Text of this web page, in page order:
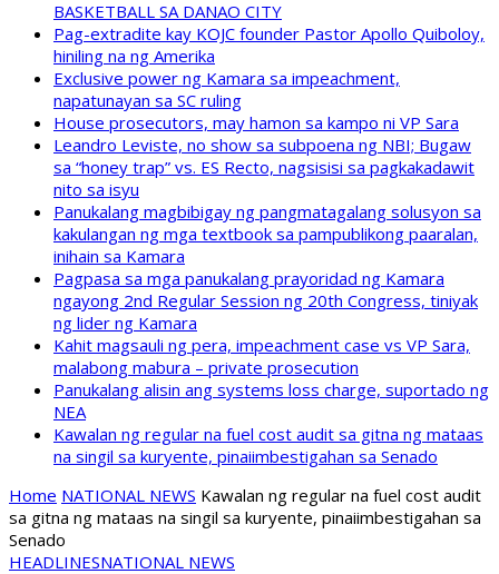
BASKETBALL SA DANAO CITY
Pag-extradite kay KOJC founder Pastor Apollo Quiboloy,
hiniling na ng Amerika
Exclusive power ng Kamara sa impeachment,
napatunayan sa SC ruling
House prosecutors, may hamon sa kampo ni VP Sara
Leandro Leviste, no show sa subpoena ng NBI; Bugaw
sa “honey trap” vs. ES Recto, nagsisisi sa pagkakadawit
nito sa isyu
Panukalang magbibigay ng pangmatagalang solusyon sa
kakulangan ng mga textbook sa pampublikong paaralan,
inihain sa Kamara
Pagpasa sa mga panukalang prayoridad ng Kamara
ngayong 2nd Regular Session ng 20th Congress, tiniyak
ng lider ng Kamara
Kahit magsauli ng pera, impeachment case vs VP Sara,
malabong mabura – private prosecution
Panukalang alisin ang systems loss charge, suportado ng
NEA
Kawalan ng regular na fuel cost audit sa gitna ng mataas
na singil sa kuryente, pinaiimbestigahan sa Senado
Home NATIONAL NEWS Kawalan ng regular na fuel cost audit
sa gitna ng mataas na singil sa kuryente, pinaiimbestigahan sa
Senado
HEADLINESNATIONAL NEWS